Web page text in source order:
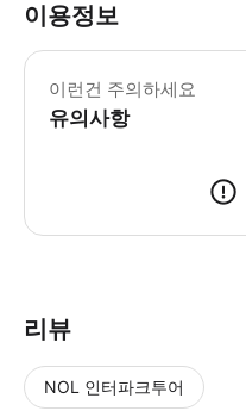
이용정보
이런건 주의하세요
유의사항
리뷰
NOL 인터파크투어